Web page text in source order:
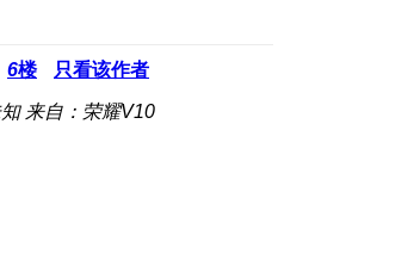
6楼 只看该作者
来自：荣耀V10